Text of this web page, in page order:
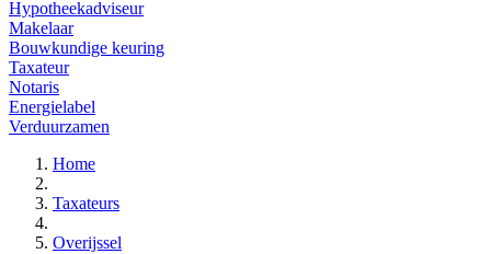
Hypotheekadviseur
Makelaar
Bouwkundige keuring
Taxateur
Notaris
Energielabel
Verduurzamen
Home
Taxateurs
Overijssel